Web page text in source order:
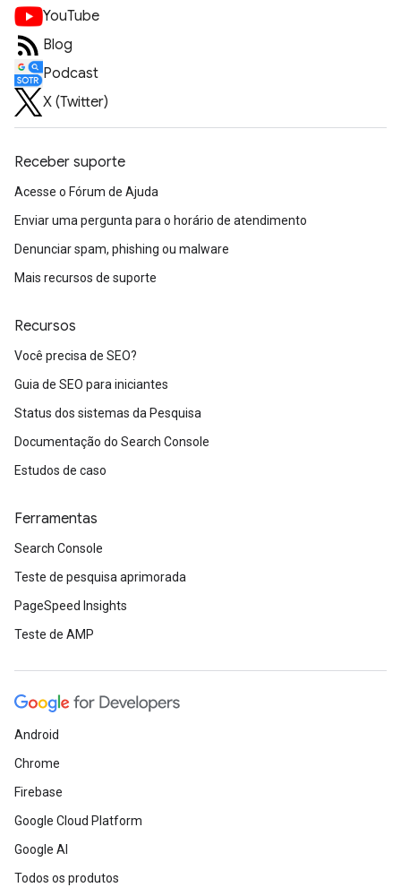
YouTube
Blog
Podcast
X (Twitter)
Receber suporte
Acesse o Fórum de Ajuda
Enviar uma pergunta para o horário de atendimento
Denunciar spam, phishing ou malware
Mais recursos de suporte
Recursos
Você precisa de SEO?
Guia de SEO para iniciantes
Status dos sistemas da Pesquisa
Documentação do Search Console
Estudos de caso
Ferramentas
Search Console
Teste de pesquisa aprimorada
PageSpeed Insights
Teste de AMP
Android
Chrome
Firebase
Google Cloud Platform
Google AI
Todos os produtos